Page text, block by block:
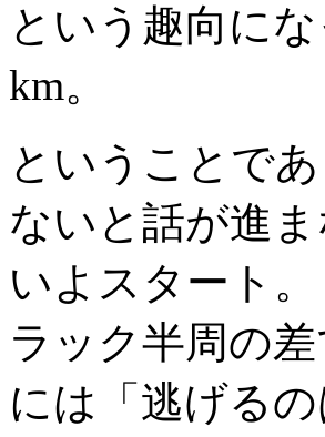
という趣向に
km。
ということで
ないと話が進
いよスタート
ラック半周の
には「逃げる